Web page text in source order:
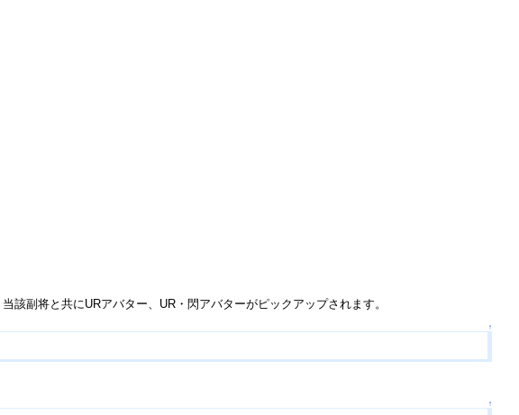
副将と共にURアバター、UR・閃アバターがピックアップされます。
↑
↑